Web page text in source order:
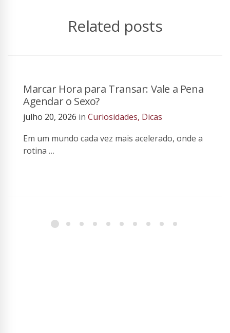
Related posts
Marcar Hora para Transar: Vale a Pena
Agendar o Sexo?
julho 20, 2026 in Curiosidades, Dicas
Em um mundo cada vez mais acelerado, onde a
rotina …